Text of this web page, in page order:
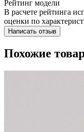
Рейтинг модели
В расчете рейтинга
оценки по
Написать отзыв
Похожие